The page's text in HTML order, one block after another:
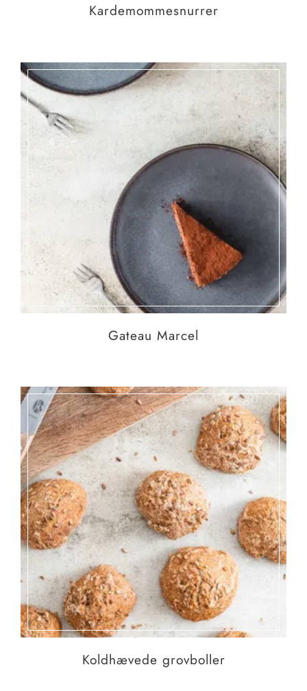
Kardemommesnurrer
Gateau Marcel
Koldhævede grovboller